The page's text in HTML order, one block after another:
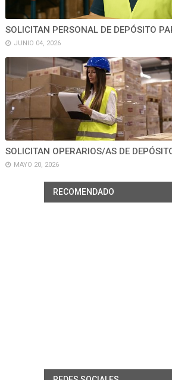
SOLICITAN PERSONAL DE DEPÓSITO
JUNIO 04, 2026
SOLICITAN OPERARIOS/AS DE
MAYO 20, 2026
RECOMENDADO